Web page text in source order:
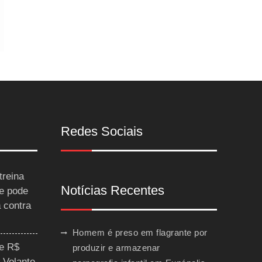
pode
contra
R$
Redes Sociais
Notícias Recentes
Homem é preso em flagrante por
produzir e armazenar